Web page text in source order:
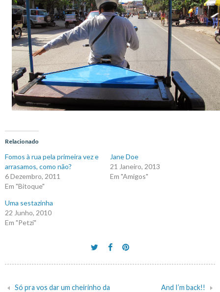
Relacionado
Fomos à rua pela primeira vez e
arrasamos, como não?
6 Dezembro, 2011
Em "Bitoque"
Jane Doe
21 Janeiro, 2013
Em "Amigos"
Uma sestazinha
22 Junho, 2010
Em "Petzi"
And I’m back!!
Só pra vos dar um cheirinho da